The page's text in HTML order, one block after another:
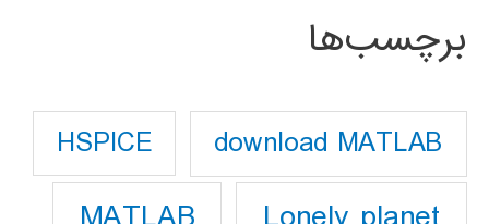
برچسب‌ها
download MATLAB
HSPICE